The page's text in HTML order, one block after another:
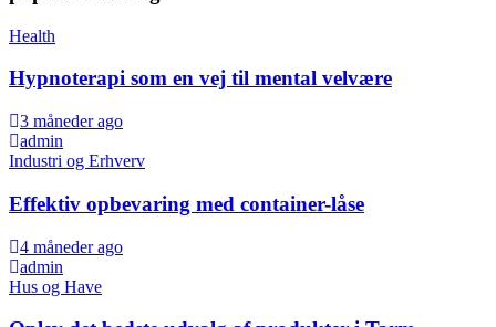
Health
Hypnoterapi som en vej til mental velvære
3 måneder ago
admin
Industri og Erhverv
Effektiv opbevaring med container-låse
4 måneder ago
admin
Hus og Have